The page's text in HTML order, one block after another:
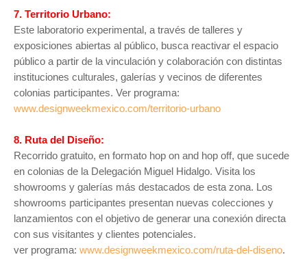
7. Territorio Urbano:
Este laboratorio experimental, a través de talleres y
exposiciones abiertas al público, busca reactivar el espacio
público a partir de la vinculación y colaboración con distintas
instituciones culturales, galerías y vecinos de diferentes
colonias participantes. Ver programa:
www.designweekmexico.com/territorio-urbano
8. Ruta del Diseño:
Recorrido gratuito, en formato hop on and hop off, que sucede
en colonias de la Delegación Miguel Hidalgo. Visita los
showrooms y galerías más destacados de esta zona. Los
showrooms participantes presentan nuevas colecciones y
lanzamientos con el objetivo de generar una conexión directa
con sus visitantes y clientes potenciales.
ver programa: www.designweekmexico.com/ruta-del-diseno.